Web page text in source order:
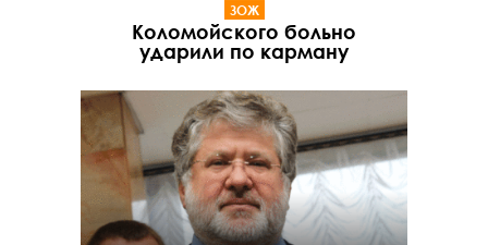
ЗОЖ
Коломойского больно
ударили по карману